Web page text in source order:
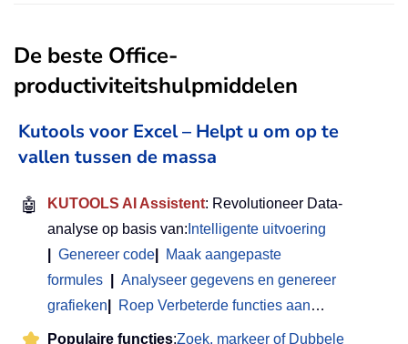
De beste Office-
productiviteitshulpmiddelen
Kutools voor Excel – Helpt u om op te
vallen tussen de massa
🤖 KUTOOLS AI Assistent: Revolutioneer Data-
analyse op basis van: Intelligente uitvoering
Genereer code
Maak aangepaste
formules
Analyseer gegevens en genereer
grafieken
Roep Verbeterde functies aan…
Populaire functies:Zoek, markeer of Dubbele